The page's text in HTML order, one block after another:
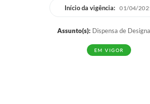
Início da vigência: 01/04/
Assunto(s): Dispensa de
EM VIGOR